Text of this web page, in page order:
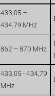
433,05 –
434,79 MHz
862 – 870 MHz
433,05 - 434,79
MHz